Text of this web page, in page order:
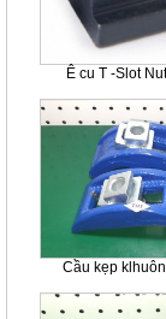
Ê cu T -Slot
Cầu kẹp